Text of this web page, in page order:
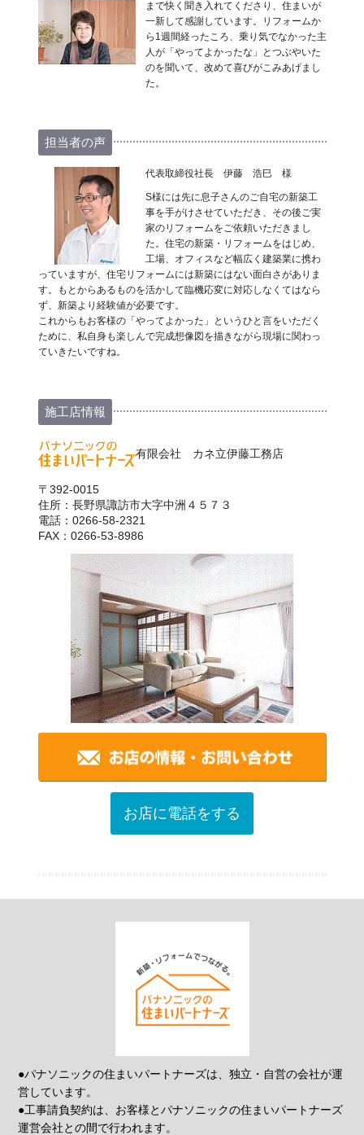
まで快く聞き入れてくださり、住まいが
一新して感謝しています。リフォームか
ら1週間経ったころ、乗り気でなかった主
人が「やってよかったな」とつぶやいた
のを聞いて、改めて喜びがこみあげまし
た。
担当者の声
代表取締役社長 伊藤 浩巳 様
S様には先に息子さんのご自宅の新築工
事を手がけさせていただき、その後ご実
家のリフォームをご依頼いただきまし
た。住宅の新築・リフォームをはじめ、
工場、オフィスなど幅広く建築業に携わ
っていますが、住宅リフォームには新築にはない面白さがありま
す。もとからあるものを活かして臨機応変に対応しなくてはなら
ず、新築より経験値が必要です。
これからもお客様の「やってよかった」というひと言をいただく
ために、私自身も楽しんで完成想像図を描きながら現場に関わっ
ていきたいですね。
施工店情報
有限会社 カネ立伊藤工務店
〒392-0015
住所：長野県諏訪市大字中洲４５７３
電話：0266-58-2321
FAX：0266-53-8986
お店に電話をする
●パナソニックの住まいパートナーズは、独立・自営の会社が運
営しています。
●工事請負契約は、お客様とパナソニックの住まいパートナーズ
運営会社との間で行われます。